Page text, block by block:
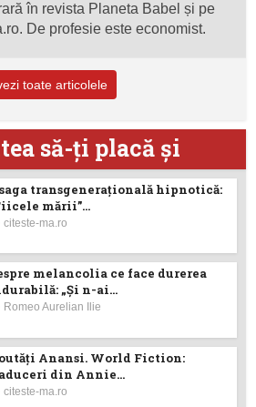
în revista Planeta Babel și pe
De profesie este economist.
toate articolele
să-ţi placă şi
saga transgenerațională hipnotică:
mării”...
citeste-ma.ro
melancolia ce face durerea
„Și n-ai...
Romeo Aurelian Ilie
Anansi. World Fiction:
din Annie...
citeste-ma.ro